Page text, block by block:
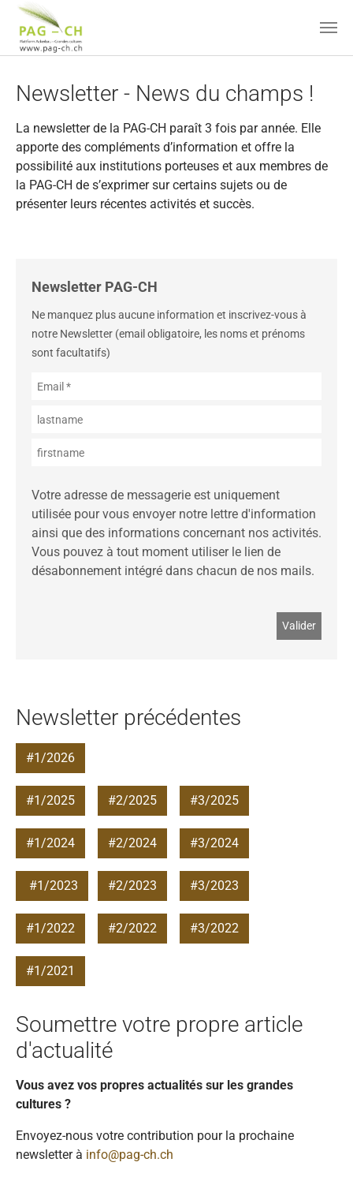
Newsletter - News du champs !
La newsletter de la PAG-CH paraît 3 fois par année. Elle
apporte des compléments d’information et offre la
possibilité aux institutions porteuses et aux membres de
la PAG-CH de s’exprimer sur certains sujets ou de
présenter leurs récentes activités et succès.
Newsletter PAG-CH
Ne manquez plus aucune information et inscrivez-vous à
notre Newsletter (email obligatoire, les noms et prénoms
sont facultatifs)
Votre adresse de messagerie est uniquement
utilisée pour vous envoyer notre lettre d'information
ainsi que des informations concernant nos activités.
Vous pouvez à tout moment utiliser le lien de
désabonnement intégré dans chacun de nos mails.
Newsletter précédentes
#1/2026
#1/2025 #2/2025 #3/2025
#1/2024 #2/2024 #3/2024
#1/2023 #2/2023 #3/2023
#1/2022 #2/2022 #3/2022
#1/2021
Soumettre votre propre article
d'actualité
Vous avez vos propres actualités sur les grandes
cultures ?
Envoyez-nous votre contribution pour la prochaine
newsletter à info@pag-ch.ch